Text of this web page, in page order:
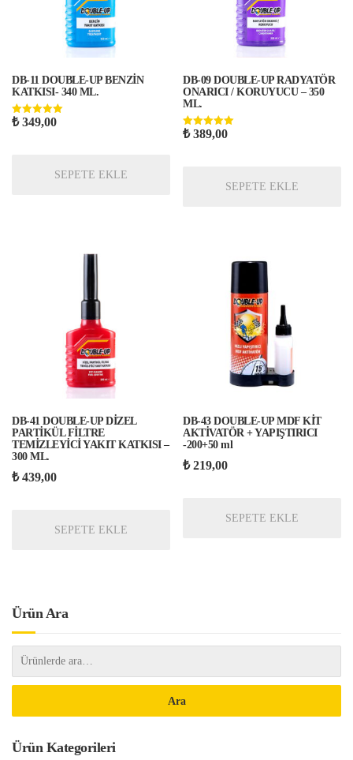
DB-11 DOUBLE-UP BENZİN
KATKISI- 340 ML.
5 üzerinden
₺349,00
SEPETE EKLE
DB-09 DOUBLE-UP RADYATÖR
ONARICI / KORUYUCU – 350
ML.
5 üzerinden
₺389,00
SEPETE EKLE
DB-41 DOUBLE-UP DİZEL
PARTİKÜL FİLTRE
TEMİZLEYİCİ YAKIT KATKISI –
300 ML.
₺439,00
SEPETE EKLE
DB-43 DOUBLE-UP MDF KİT
AKTİVATÖR + YAPIŞTIRICI
-200+50 ml
₺219,00
SEPETE EKLE
Ürün Ara
Ara
Ürün Kategorileri